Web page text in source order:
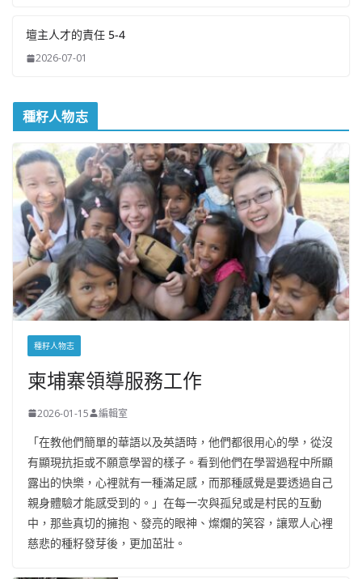
壇主人才的責任 5-4
2026-07-01
種籽人物志
種籽人物志
柬埔寨領導服務工作
2026-01-15 編輯室
「在教他們簡單的華語以及英語時，他們都很用心的學，從沒
有顯現抗拒或不願意學習的樣子。看到他們在學習過程中所顯
露出的快樂，心裡就有一種滿足感，而那種感覺是要透過自己
親身體驗才能感受到的。」在每一次與孤兒或是村民的互動
中，那些真切的擁抱、發亮的眼神、燦爛的笑容，讓眾人心裡
慈悲的種籽發芽後，更加茁壯。